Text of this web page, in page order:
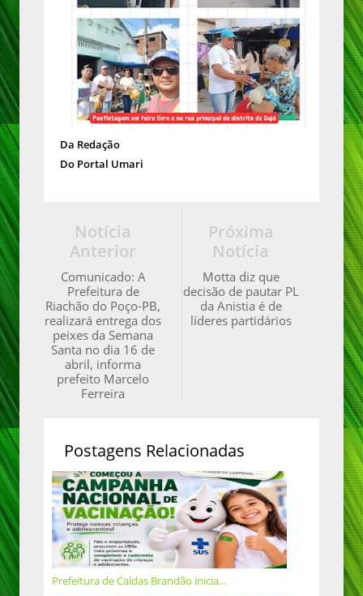
Da Redação
Do Portal Umari
Próxima
Notícia
Motta diz que
decisão de pautar PL
da Anistia é de
líderes partidários
Notícia
Anterior
Comunicado: A
Prefeitura de
Riachão do Poço-PB,
realizará entrega dos
peixes da Semana
Santa no dia 16 de
abril, informa
prefeito Marcelo
Ferreira
Postagens Relacionadas
Prefeitura de Caldas Brandão inicia...